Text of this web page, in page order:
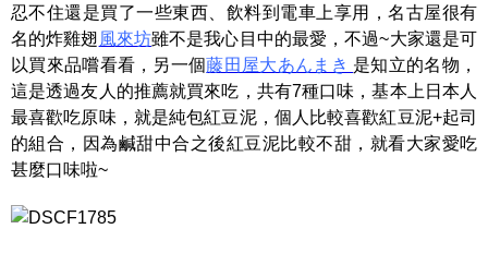
忍不住還是買了一些東西、飲料到電車上享用，名古屋很有
名的炸雞翅 風來坊雖不是我心目中的最愛，不過~大家還是可
以買來品嚐看看，另一個藤田屋大あんまき 是知立的名物，
這是透過友人的推薦就買來吃，共有7種口味，基本上日本人
最喜歡吃原味，就是純包紅豆泥，個人比較喜歡紅豆泥+起司
的組合，因為鹹甜中合之後紅豆泥比較不甜，就看大家愛吃
甚麼口味啦~